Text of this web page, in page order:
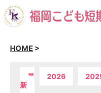
HOME >
最
新
2026